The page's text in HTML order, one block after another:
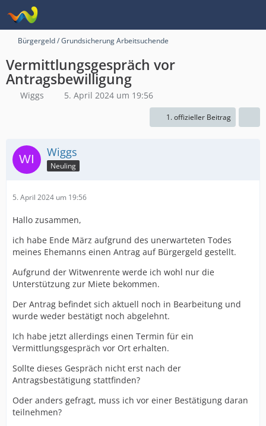
Bürgergeld / Grundsicherung Arbeitsuchende
Vermittlungsgespräch vor
Antragsbewilligung
Wiggs 5. April 2024 um 19:56
1. offizieller Beitrag
Wiggs
Neuling
5. April 2024 um 19:56
Hallo zusammen,
ich habe Ende März aufgrund des unerwarteten Todes
meines Ehemanns einen Antrag auf Bürgergeld gestellt.
Aufgrund der Witwenrente werde ich wohl nur die
Unterstützung zur Miete bekommen.
Der Antrag befindet sich aktuell noch in Bearbeitung und
wurde weder bestätigt noch abgelehnt.
Ich habe jetzt allerdings einen Termin für ein
Vermittlungsgespräch vor Ort erhalten.
Sollte dieses Gespräch nicht erst nach der
Antragsbestätigung stattfinden?
Oder anders gefragt, muss ich vor einer Bestätigung daran
teilnehmen?